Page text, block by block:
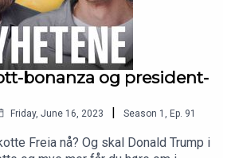
bonanza og president-
Friday, June 16, 2023 | Season 1 Ep. 91
Freia nå? Og skal Donald Trump i